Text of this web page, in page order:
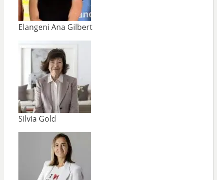
Elangeni Ana Gilbert
Silvia Gold